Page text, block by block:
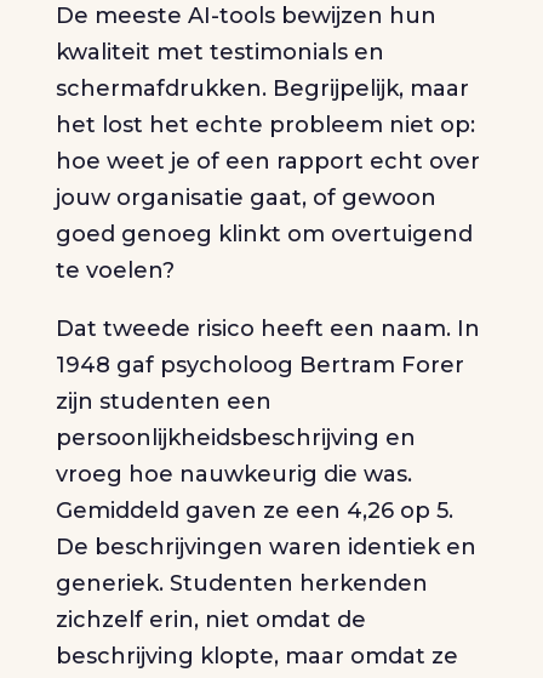
De meeste AI-tools bewijzen hun
kwaliteit met testimonials en
schermafdrukken. Begrijpelijk, maar
het lost het echte probleem niet op:
hoe weet je of een rapport echt over
jouw organisatie gaat, of gewoon
goed genoeg klinkt om overtuigend
te voelen?
Dat tweede risico heeft een naam. In
1948 gaf psycholoog Bertram Forer
zijn studenten een
persoonlijkheidsbeschrijving en
vroeg hoe nauwkeurig die was.
Gemiddeld gaven ze een 4,26 op 5.
De beschrijvingen waren identiek en
generiek. Studenten herkenden
zichzelf erin, niet omdat de
beschrijving klopte, maar omdat ze